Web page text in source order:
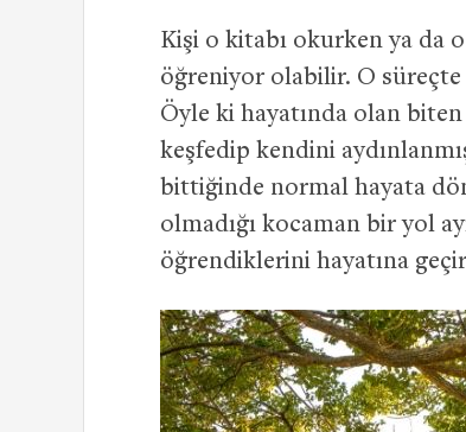
Kişi o kitabı okurken ya da
öğreniyor olabilir. O
Öyle ki hayatında olan
keşfedip kendini
bittiğinde normal hayata
olmadığı kocaman bir yol
öğrendiklerini hayatına